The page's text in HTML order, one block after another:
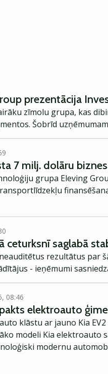
prezentācija
zīmolu grupa, kas
Šobrīd
7 milj. dolāru
grupa Eleving
ceturksnī saglabā
rezultātus par
- ieņēmumi
08:46
elektroauto
klāstu ar jauno Kia
modeli Kia elektroauto
modernu